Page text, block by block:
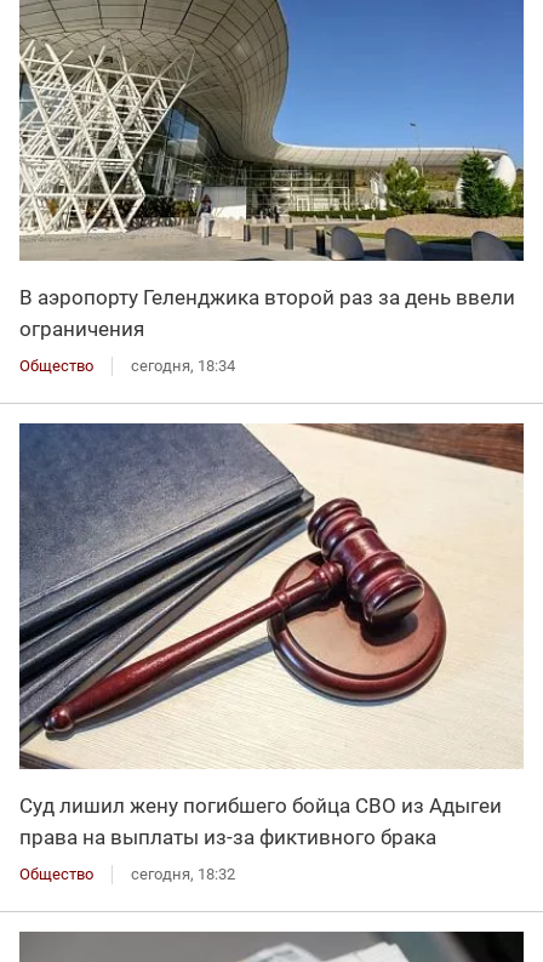
В аэропорту Геленджика второй раз за день ввели
ограничения
Общество сегодня, 18:34
Суд лишил жену погибшего бойца СВО из Адыгеи
права на выплаты из-за фиктивного брака
Общество сегодня, 18:32